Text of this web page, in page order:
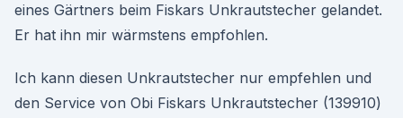
eines Gärtners beim Fiskars Unkrautstecher gelandet.
Er hat ihn mir wärmstens empfohlen.
Ich kann diesen Unkrautstecher nur empfehlen und
den Service von Obi Fiskars Unkrautstecher (139910)